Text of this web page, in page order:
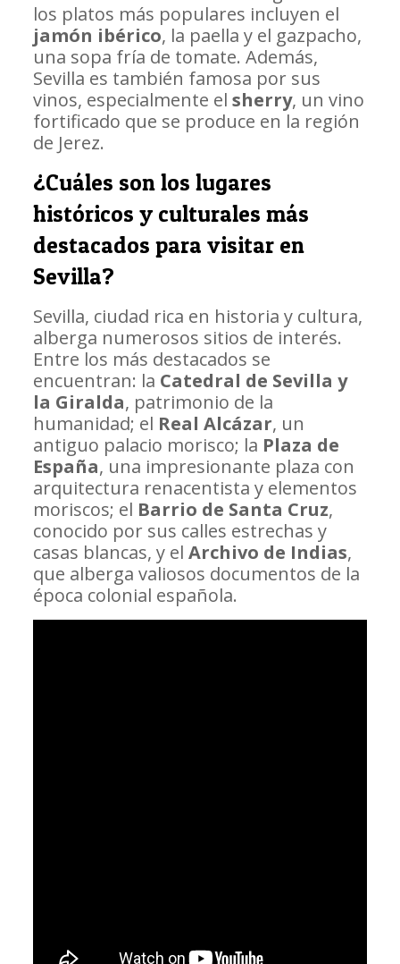
los platos más populares incluyen el
jamón ibérico, la paella y el gazpacho,
una sopa fría de tomate. Además,
Sevilla es también famosa por sus
vinos, especialmente el sherry, un vino
fortificado que se produce en la región
de Jerez.
¿Cuáles son los lugares
históricos y culturales más
destacados para visitar en
Sevilla?
Sevilla, ciudad rica en historia y cultura,
alberga numerosos sitios de interés.
Entre los más destacados se
encuentran: la Catedral de Sevilla y
la Giralda, patrimonio de la
humanidad; el Real Alcázar, un
antiguo palacio morisco; la Plaza de
España, una impresionante plaza con
arquitectura renacentista y elementos
moriscos; el Barrio de Santa Cruz,
conocido por sus calles estrechas y
casas blancas, y el Archivo de Indias,
que alberga valiosos documentos de la
época colonial española.